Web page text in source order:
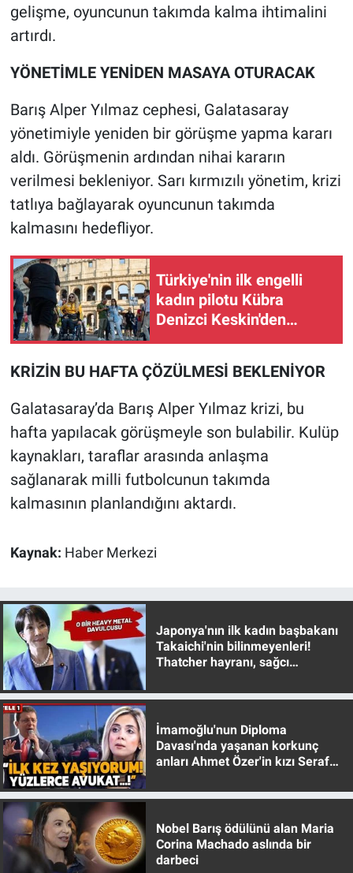
gelişme, oyuncunun takımda kalma ihtimalini
artırdı.
YÖNETİMLE YENİDEN MASAYA OTURACAK
Barış Alper Yılmaz cephesi, Galatasaray
yönetimiyle yeniden bir görüşme yapma kararı
aldı. Görüşmenin ardından nihai kararın
verilmesi bekleniyor. Sarı kırmızılı yönetim, krizi
tatlıya bağlayarak oyuncunun takımda
kalmasını hedefliyor.
Türkiye'nin ilk engelli
kadın pilotu Kübra
Denizci Keskin'den
KRİZİN BU HAFTA ÇÖZÜLMESİ BEKLENİYOR
Galatasaray’da Barış Alper Yılmaz krizi, bu
hafta yapılacak görüşmeyle son bulabilir. Kulüp
kaynakları, taraflar arasında anlaşma
sağlanarak milli futbolcunun takımda
kalmasının planlandığını aktardı.
Kaynak: Haber Merkezi
Japonya'nın ilk kadın başbakanı
Takaichi'nin bilinmeyenleri!
Thatcher hayranı, sağcı
İmamoğlu'nun Diploma
Davası'nda yaşanan korkunç
anları Ahmet Özer'in kızı Seraf
Nobel Barış ödülünü alan Maria
Corina Machado aslında bir
darbeci
Kimdir
Ne demişti
Nedir
Popüler
Programlar
Sağlık
Spor
Teknoloji
Türkiye'nin Geleceği
Türkiye'nin Gündemi
Yerel Gündem